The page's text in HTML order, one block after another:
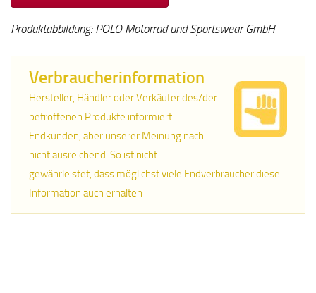
Produktabbildung: POLO Motorrad und Sportswear GmbH
Verbraucherinformation
Hersteller, Händler oder Verkäufer des/der
betroffenen Produkte informiert
Endkunden, aber unserer Meinung nach
nicht ausreichend. So ist nicht
gewährleistet, dass möglichst viele Endverbraucher diese
Information auch erhalten